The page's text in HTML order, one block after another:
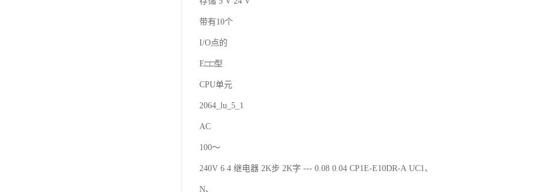
带有10个
I/O点的
E□□型
CPU单元
2064_lu_5_1
AC
100～
240V 6 4 继电器 2K步 2K字 --- 0.08 0.04 CP1E-E10DR-A UC1、
N、